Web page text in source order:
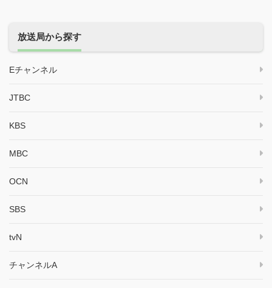
放送局から探す
Eチャンネル
JTBC
KBS
MBC
OCN
SBS
tvN
チャンネルA